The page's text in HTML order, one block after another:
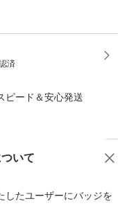
済
ピード＆安心発送
いて
したユーザーにバッジを
商品への質問